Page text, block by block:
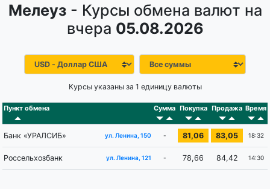
Мелеуз- Курсы обмена валют на
вчера 05.08.2026
Курсы указаны за 1 единицу валюты
Пункт обмена Сумма Покупка Продажа Время
Банк «УРАЛСИБ» ул. Ленина, 150 - 81,06 83,05 18:32
Россельхозбанк ул. Ленина, 121 - 78,66 84,42 14:30